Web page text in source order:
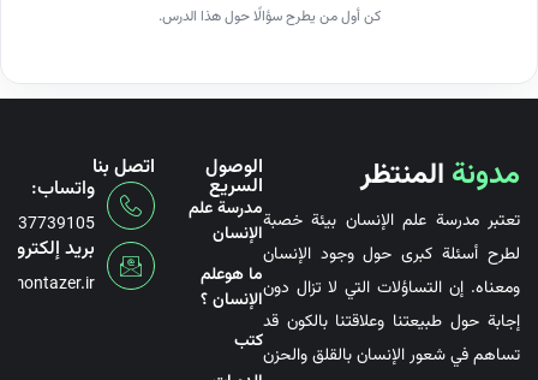
كن أول من يطرح سؤالًا حول هذا الدرس.
مدونة المنتظر
تعتبر مدرسة علم الإنسان بيئة خصبة
لطرح أسئلة كبرى حول وجود الإنسان
ومعناه. إن التساؤلات التي لا تزال دون
إجابة حول طبيعتنا وعلاقتنا بالكون قد
تساهم في شعور الإنسان بالقلق والحزن
الوصول
السريع
مدرسة علم
الإنسان
ما هوعلم
الإنسان ؟
کتب
اتصل بنا
واتساب:
بريد